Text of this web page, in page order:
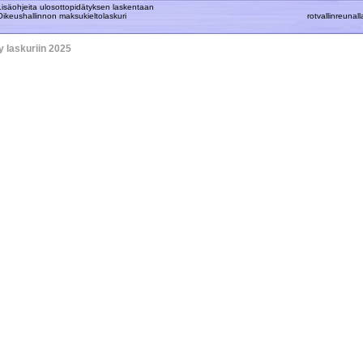
ulosottopidätyksen laskentaan
maksukieltolaskuri
laskuriin 2025